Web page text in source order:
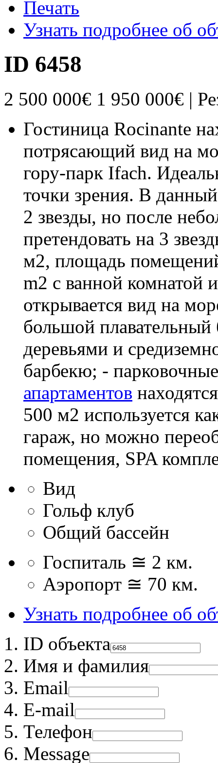
Печать
Узнать подробнее об
ID 6458
2 500 000€ 1 950 000€ |
Гостиница Rocinante
потрясающий вид на
гору-парк Ifach.
точки зрения. В
2 звезды, но после
претендовать на 3
м2, площадь
m2 с ванной комнатой
открывается вид на
большой плавательный
деревьями и
барбекю; -
апартаментов
500 м2 используется
гараж, но можно
помещения, SPA
Вид
Гольф клуб
Общий бассейн
Госпиталь ≅ 2 км.
Аэропорт ≅ 70 км.
Узнать подробнее об
ID объекта
Имя и фамилия
Email
E-mail
Телефон
Message